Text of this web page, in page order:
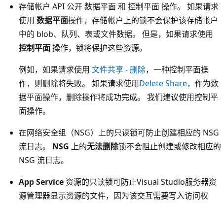
存储帐户 API 公开 数据平面 和 控制平面 操作。 如果请求
使用 数据平面操作，存储帐户上的锁不会保护该存储帐户
中的 blob、队列、表或文件数据。 但是，如果请求使用
控制平面操作，锁将保护这些资源。
例如，如果请求使用 文件共享 - 删除，一种控制平面操
作，则删除将失败。 如果请求使用Delete Share，作为数
据平面操作，删除操作将成功完成。 我们建议使用控制平
面操作。
在网络安全组（NSG）上的只读锁可防止创建相应的 NSG
流日志。 NSG 上的无法删除锁不会阻止创建或修改相应的
NSG 流日志。
App Service 资源的只读锁可防止Visual Studio服务器资
源管理器显示资源的文件，因为该交互需要写入访问权